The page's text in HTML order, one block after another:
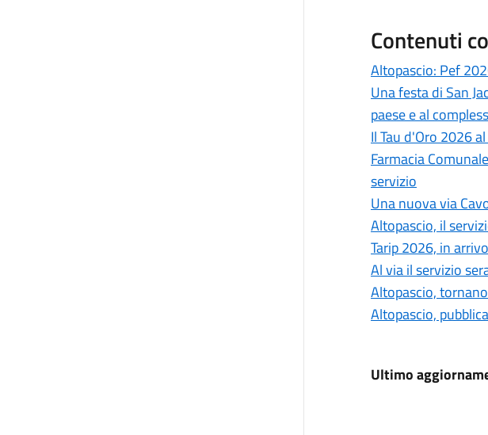
Contenuti
Altopascio: Pef
Una festa di San
paese e al
Il Tau d'Oro 2026
Farmacia
servizio
Una nuova via
Altopascio, il
Tarip 2026, in
Al via il servizio
Altopascio,
Altopascio,
Ultimo